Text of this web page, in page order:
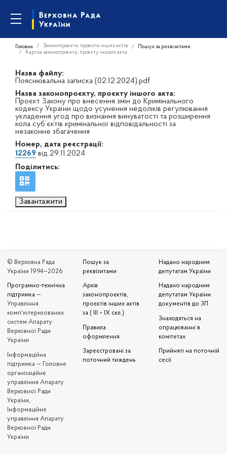
Головна Законопроєкти, проєкти інших актів
Пошук за реквізитами
Картка законопроєкту, проєкту іншого акта
Назва файлу:
Пояснювальна записка (02.12.2024).pdf
Назва законопроєкту, проєкту іншого акта:
Проєкт Закону про внесення змін до Кримінального
кодексу України щодо усунення недоліків регулювання
укладення угод про визнання винуватості та розширення
кола суб’єктів кримінальної відповідальності за
незаконне збагачення
Номер, дата реєстрації:
12269 від 29.11.2024
Поділитись:
Завантажити
© Верховна Рада
України 1994—2026
Програмно-технічна
підтримка —
Управління
комп'ютеризованих
систем Апарату
Верховної Ради
України
Iнформаційна
підтримка — Головне
організаційне
управління Апарату
Верховної Ради
України,
Інформаційне
управління Апарату
Верховної Ради
України
Пошук за
реквізитами
Архів
законопроєктів,
проєктів інших актів
за ( III – IX скл.)
Правила
оформлення
Зареєстровані за
поточний тиждень
Надано народним
депутатам України
Надано народним
депутатам України
документів до ЗП
Знаходяться на
опрацюванні в
комітетах
Прийняті на поточній
сесії